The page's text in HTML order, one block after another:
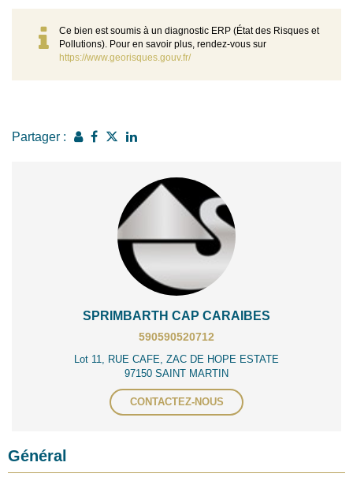
Ce bien est soumis à un diagnostic ERP (État des Risques et
Pollutions). Pour en savoir plus, rendez-vous sur
https://www.georisques.gouv.fr/
Partager :
SPRIMBARTH CAP CARAIBES
590590520712
Lot 11, RUE CAFE, ZAC DE HOPE ESTATE
97150 SAINT MARTIN
CONTACTEZ-NOUS
Général